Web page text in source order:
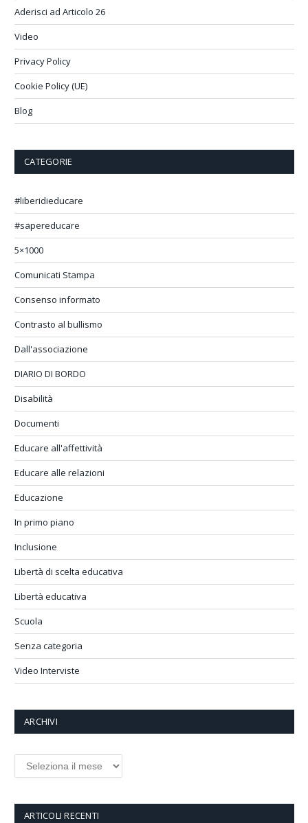
Aderisci ad Articolo 26
Video
Privacy Policy
Cookie Policy (UE)
Blog
CATEGORIE
#liberidieducare
#sapereducare
5×1000
Comunicati Stampa
Consenso informato
Contrasto al bullismo
Dall'associazione
DIARIO DI BORDO
Disabilità
Documenti
Educare all'affettività
Educare alle relazioni
Educazione
In primo piano
Inclusione
Libertà di scelta educativa
Libertà educativa
Scuola
Senza categoria
Video Interviste
ARCHIVI
Archivi
ARTICOLI RECENTI